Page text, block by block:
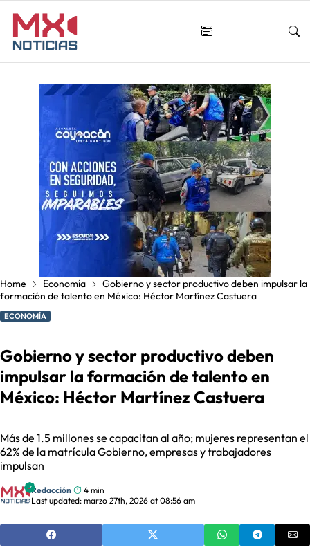
Home Economía
Gobierno y sector productivo deben impulsar la
formación de talento en México: Héctor Martínez Castuera
ECONOMÍA
Gobierno y sector productivo deben
impulsar la formación de talento en
México: Héctor Martínez Castuera
Más de 1.5 millones se capacitan al año; mujeres representan el
62% de la matrícula Gobierno, empresas y trabajadores
impulsan
Redacción
4 min
Last updated: marzo 27th, 2026 at 08:56 am